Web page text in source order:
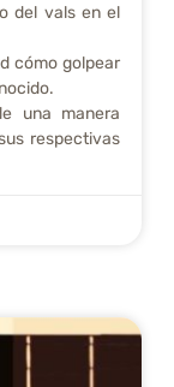
del vals en el
cómo golpear
una manera
respectivas